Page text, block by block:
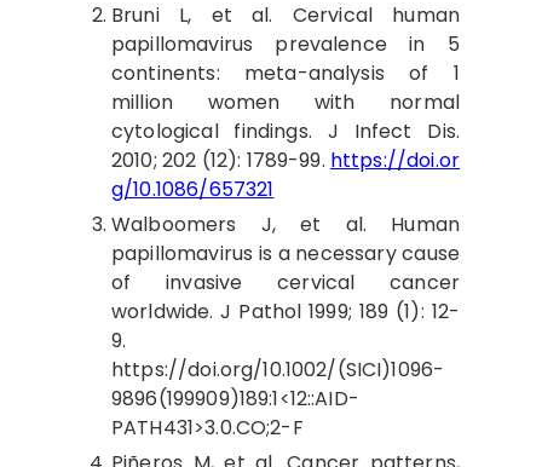
Bruni L, et al. Cervical human
papillomavirus prevalence in 5
continents: meta-analysis of 1
million women with normal
cytological findings. J Infect Dis.
2010; 202 (12): 1789-99. https://doi.or
g/10.1086/657321
Walboomers J, et al. Human
papillomavirus is a necessary cause
of invasive cervical cancer
worldwide. J Pathol 1999; 189 (1): 12-
9.
https://doi.org/10.1002/(SICI)1096-
9896(199909)189:1<12::AID-
PATH431>3.0.CO;2-F